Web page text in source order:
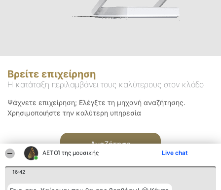
ΑΕΤΟΊ της μουσικής Live chat
16:42
Βρείτε επιχείρηση
Η κατάταξη περιλαμβάνει τους καλύτερους στον κλάδο
Ψάχνετε επιχείρηση; Ελέγξτε τη μηχανή αναζήτησης.
Χρησιμοποιήστε την καλύτερη υπηρεσία
Αναζήτηση